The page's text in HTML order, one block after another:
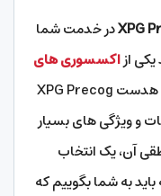
در خدمت شما
ازاکسسوری های
پیشرفته تهیه کنید، ما به شما هدست XPG Precog
و ویژگی های بسیار
آن، یک انتخاب
به شما بگوییم که